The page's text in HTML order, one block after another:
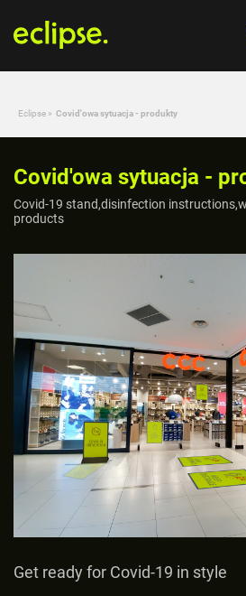
Eclipse » Covid'owa sytuacja - produkty
Covid'owa sytuacja -
Covid-19 stand,disinfection
products
Get ready for Covid-19 in style